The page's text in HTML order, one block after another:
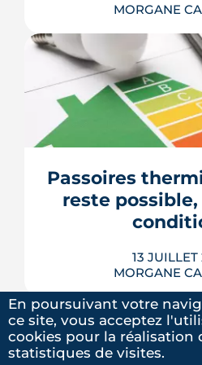
Ma recherche
MORGANE
Une cinquantaine
d'espaces
Réseau express vélo
doit devenir une
phase
chantier court
LIRE
Passoires
reste
13
MORGANE
En poursuivant votre
ce site, vous acceptez
cookies pour la réalisation
statistiques de visites.